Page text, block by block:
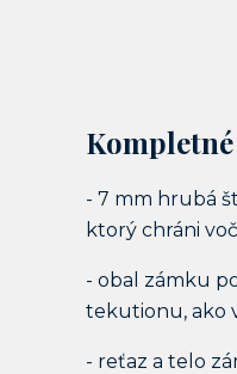
- 7 mm hrubá
ktorý chráni
- obal zámku
tekutionu, ako
- reťaz a telo